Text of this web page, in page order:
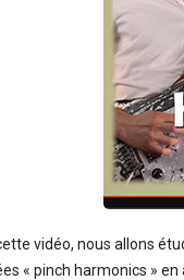
vidéo, nous allons
« pinch harmonics » en